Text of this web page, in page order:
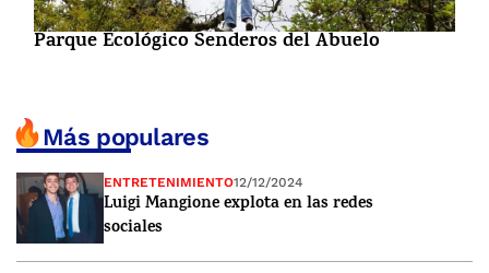
Parque Ecológico Senderos del Abuelo
Más populares
ENTRETENIMIENTO12/12/2024
Luigi Mangione explota en las redes
sociales